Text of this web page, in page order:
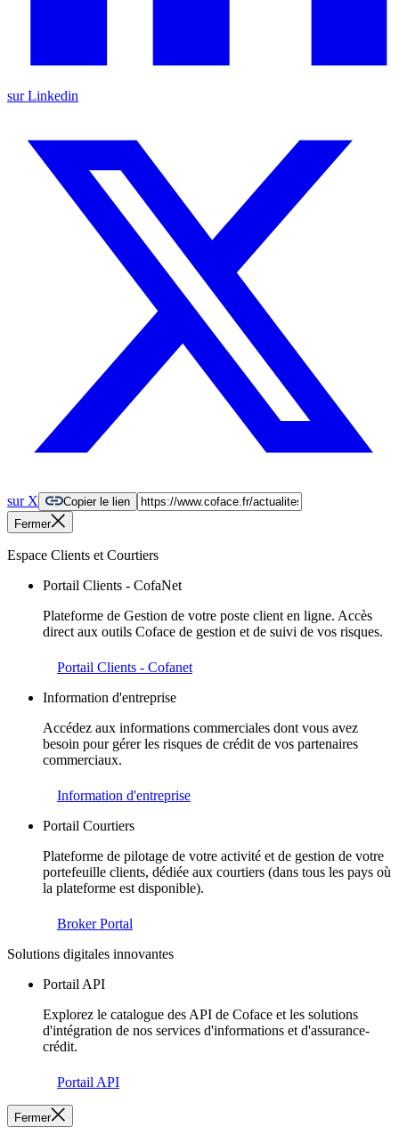
sur Linkedin
sur X
Copier le lien
Fermer
Espace Clients et Courtiers
Portail Clients - CofaNet
Plateforme de Gestion de votre poste client en ligne. Accès
direct aux outils Coface de gestion et de suivi de vos risques.
Portail Clients - Cofanet
Information d'entreprise
Accédez aux informations commerciales dont vous avez
besoin pour gérer les risques de crédit de vos partenaires
commerciaux.
Information d'entreprise
Portail Courtiers
Plateforme de pilotage de votre activité et de gestion de votre
portefeuille clients, dédiée aux courtiers (dans tous les pays où
la plateforme est disponible).
Broker Portal
Solutions digitales innovantes
Portail API
Explorez le catalogue des API de Coface et les solutions
d'intégration de nos services d'informations et d'assurance-
crédit.
Portail API
Fermer